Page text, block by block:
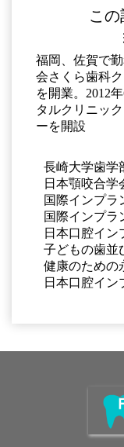
こ
福岡、佐賀で
会さくら歯科
を開業。2012
タルクリニッ
ーを開設
長崎大学歯学
日本顎咬合学
国際インプラ
国際インプラ
日本口腔イン
子どもの歯並
健康のための
日本口腔イン